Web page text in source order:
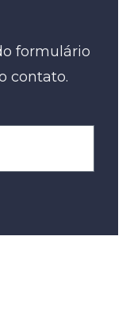
formulário
contato.